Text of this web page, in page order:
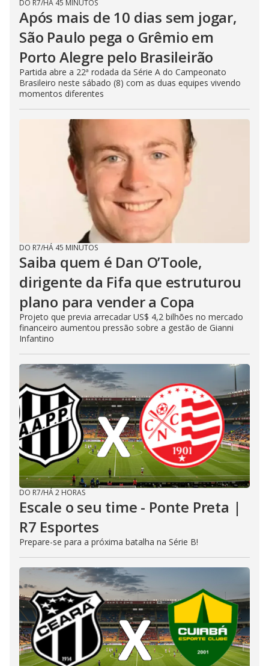
DO R7/HÁ 45 MINUTOS
Após mais de 10 dias sem jogar,
São Paulo pega o Grêmio em
Porto Alegre pelo Brasileirão
Partida abre a 22ª rodada da Série A do Campeonato
Brasileiro neste sábado (8) com as duas equipes vivendo
momentos diferentes
DO R7/HÁ 45 MINUTOS
Saiba quem é Dan O’Toole,
dirigente da Fifa que estruturou
plano para vender a Copa
Projeto que previa arrecadar US$ 4,2 bilhões no mercado
financeiro aumentou pressão sobre a gestão de Gianni
Infantino
DO R7/HÁ 2 HORAS
Escale o seu time - Ponte Preta |
R7 Esportes
Prepare-se para a próxima batalha na Série B!